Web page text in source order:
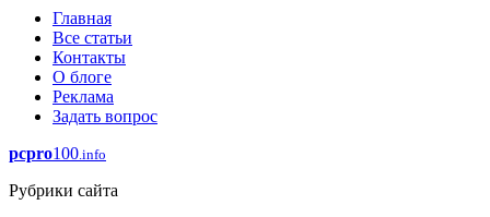
Главная
Все статьи
Контакты
О блоге
Реклама
Задать вопрос
pcpro100.info
Рубрики сайта